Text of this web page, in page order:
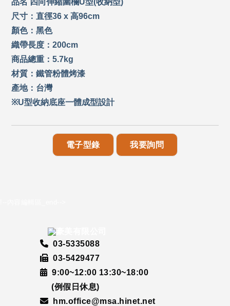
品名 四向伸縮圍欄U型(收納型)
尺寸：直徑36 x 高96cm
顏色：黑色
織帶長度：200cm
商品總重：5.7kg
材質：鐵管粉體烤漆
產地：台灣
※U型收納底座一體成型設計
電子型錄 我要詢問
03-5335088
03-5429477
9:00~12:00 13:30~18:00
(例假日休息)
hm.office@msa.hinet.net